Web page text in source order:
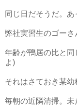
同じ日だそうだ。
弊社実習生のゴーさ
年齢が鴨居の比と
よ)
それはさておき某幼
毎朝の近隣清掃。